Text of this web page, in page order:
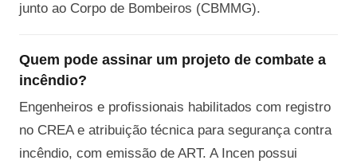
junto ao Corpo de Bombeiros (CBMMG).
Quem pode assinar um projeto de combate a
incêndio?
Engenheiros e profissionais habilitados com registro
no CREA e atribuição técnica para segurança contra
incêndio, com emissão de ART. A Incen possui